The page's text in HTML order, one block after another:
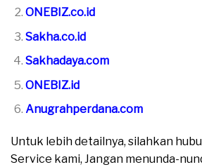
ONEBIZ.co.id
Sakha.co.id
Sakhadaya.com
ONEBIZ.id
Anugrahperdana.com
Untuk lebih detailnya, silahkan
Service kami, Jangan menunda-